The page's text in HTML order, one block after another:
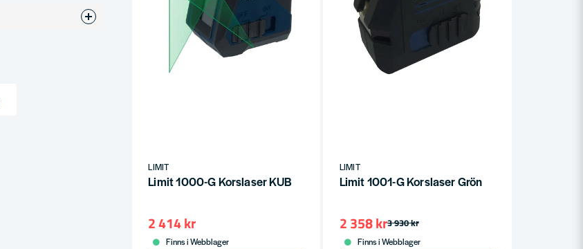
LIMIT
Limit 1000-G Korslaser KUB
2 414 kr
Finns i Webblager
LIMIT
Limit 1001-G Korslaser Grön
3 930 kr
2 358 kr
Finns i Webblager